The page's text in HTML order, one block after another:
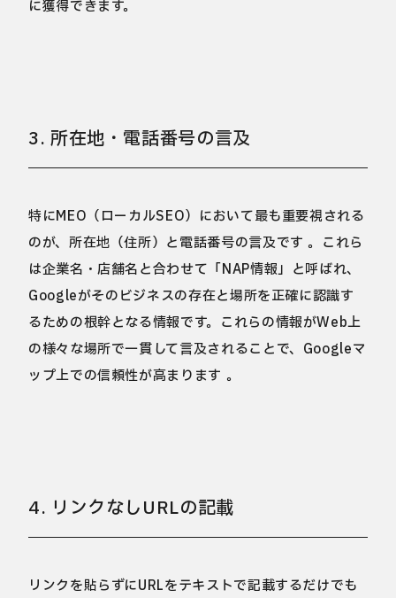
に獲得できます。
3. 所在地・電話番号の言及
特にMEO（ローカルSEO）において最も重要視される
のが、所在地（住所）と電話番号の言及です 。これら
は企業名・店舗名と合わせて「NAP情報」と呼ばれ、
Googleがそのビジネスの存在と場所を正確に認識す
るための根幹となる情報です。これらの情報がWeb上
の様々な場所で一貫して言及されることで、Googleマ
ップ上での信頼性が高まります 。
4. リンクなしURLの記載
リンクを貼らずにURLをテキストで記載するだけでも